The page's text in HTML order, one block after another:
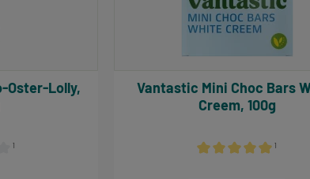
¹ ¹
Vantastic Mini Choc Bars White
Creem, 100g